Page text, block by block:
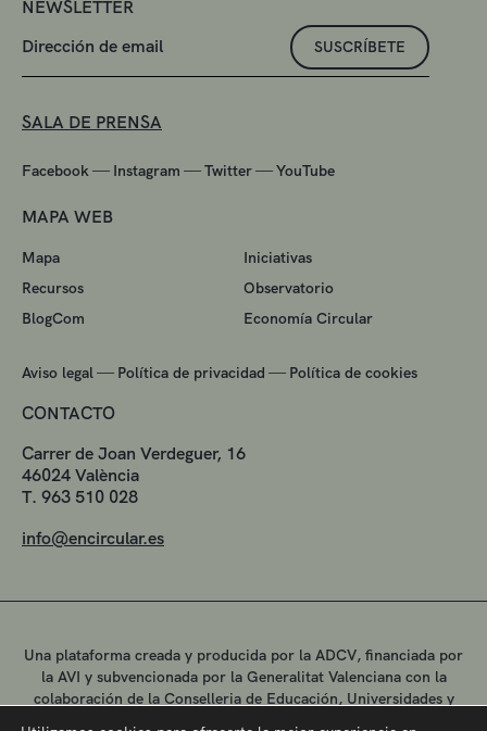
NEWSLETTER
SUSCRÍBETE
SALA DE PRENSA
Facebook — Instagram —Twitter—YouTube
MAPA WEB
Mapa
Iniciativas
Recursos
Observatorio
BlogCom
Economía Circular
Aviso legal — Política de privacidad — Política de cookies
CONTACTO
Carrer de Joan Verdeguer, 16
46024 València
T. 963 510 028
info@encircular.es
Una plataforma creada y producida por la ADCV, financiada por
la AVI y subvencionada por la Generalitat Valenciana con la
colaboración de la Conselleria de Educación, Universidades y